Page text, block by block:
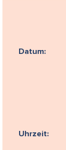
Datum:
Uhrzeit: